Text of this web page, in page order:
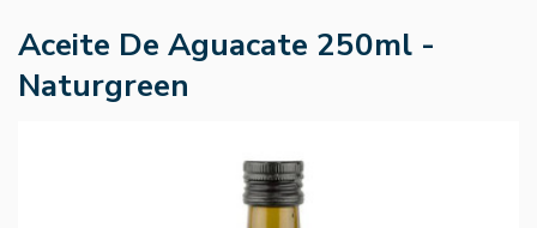
Aceite De Aguacate 250ml -
Naturgreen